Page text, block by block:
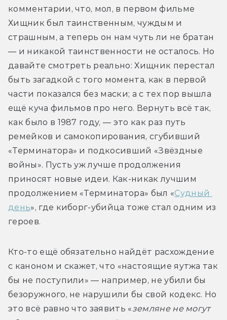
комментарии, что, мол, в первом фильме
Хищник был таинственным, чуждым и
страшным, а теперь он нам чуть ли не братан
— и никакой таинственности не осталось. Но
давайте смотреть реально: Хищник перестал
быть загадкой с того момента, как в первой
части показался без маски; а с тех пор вышла
ещё куча фильмов про него. Вернуть всё так,
как было в 1987 году, — это как раз путь
ремейков и самокопирования, сгубивший
«Терминатора» и подкосивший «Звёздные
войны». Пусть уж лучше продолжения
приносят новые идеи. Как-никак лучшим
продолжением «Терминатора» был «Судный
день», где киборг-убийца тоже стал одним из
героев.
Кто-то ещё обязательно найдёт расхождение
с каноном и скажет, что «настоящие яутжа так
бы не поступили» — например, не убили бы
безоружного, не нарушили бы свой кодекс. Но
это всё равно что заявить «земляне не могут